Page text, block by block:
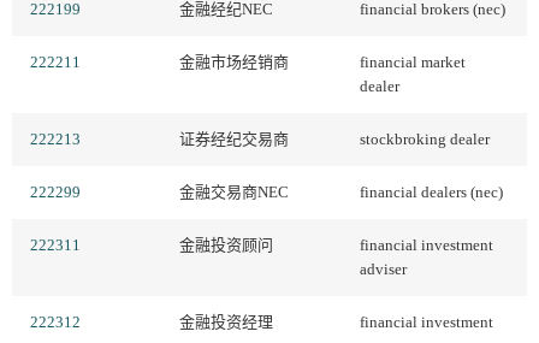
222199 金融经纪NEC financial brokers (nec)
222211 金融市场经销商
financial market
dealer
222213 证券经纪交易商 stockbroking dealer
222299 金融交易商NEC financial dealers (nec)
222311 金融投资顾问
financial investment
adviser
222312 金融投资经理
financial investment